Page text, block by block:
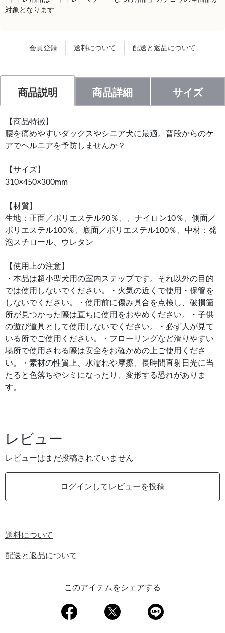
対象となります
会員登録 送料について 配送と返品について
商品説明 商品詳細 サイズ
【商品特徴】
腰を痛めやすいダックスやシニア犬に最適。普段からのケ
アでヘルニアを予防しませんか？
【サイズ】
310×450×300mm
【材質】
生地：正面／ポリエステル90％、、ナイロン10％、側面／
ポリエステル100％、底面／ポリエステル100％、中材：発
泡スチロール、ウレタン
【使用上の注意】
・本品は超小型犬用の室内ステップです。それ以外の目的
では使用しないでください。・火気の近くで使用・保管を
しないでください。・使用前に傷み具合を点検し、破損箇
所が見つかった際は直ちに使用をおやめください。・子供
の遊び道具として使用しないでください。・必ず人が見て
いる所でご使用ください。・フローリングなど滑りやすい
場所で使用される際は安全をお確かめの上ご使用くださ
い。・素材の性質上、水濡れや摩擦、長時間直射日光に当
たると色落ちやシミになったり、変形する恐れがありま
す。
レビュー
レビューはまだ投稿されていません
ログインしてレビューを投稿
送料について
配送と返品について
このアイテムをシェアする